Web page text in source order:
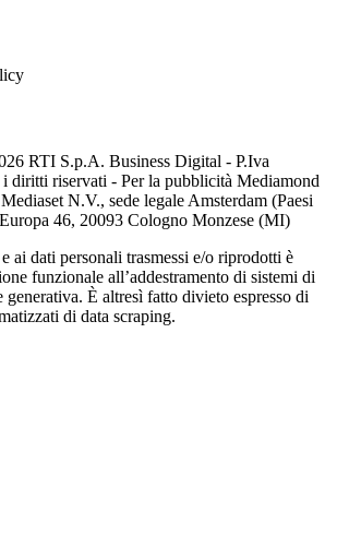
RTI S.p.A. Business Digital - P.Iva
diritti riservati - Per la pubblicità Mediamond
N.V., sede legale Amsterdam (Paesi
46, 20093 Cologno Monzese (MI)
ai dati personali trasmessi e/o riprodotti è
funzionale all’addestramento di sistemi di
È altresì fatto divieto espresso di
di data scraping.